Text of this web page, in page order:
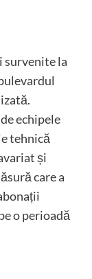
survenite la
echipele
tehnică
și
care a
o perioadă